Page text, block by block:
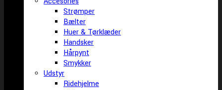
Strømper
Bælter
Huer & Tørklæder
Handsker
Hårpynt
Smykker
Udstyr
Ridehjelme